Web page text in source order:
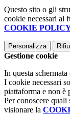
Questo sito o gli
cookie necessari al
COOKIE
Personalizza
Gestione cookie
In questa
I cookie necessari
piattaforma e non è
Per conoscere
visionare la